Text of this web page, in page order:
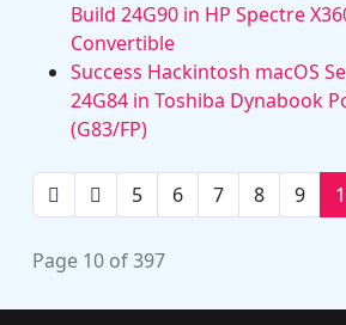
Build 24G90 in HP Spectre
Convertible
Success Hackintosh macOS
24G84 in Toshiba Dynabook
(G83/FP)
5 6 7 8 9
Page 10 of 397